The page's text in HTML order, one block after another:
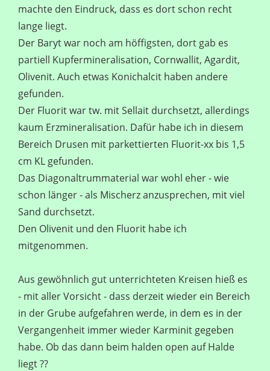
machte den Eindruck, dass es dort schon recht
lange liegt.
Der Baryt war noch am höffigsten, dort gab es
partiell Kupfermineralisation, Cornwallit, Agardit,
Olivenit. Auch etwas Konichalcit haben andere
gefunden.
Der Fluorit war tw. mit Sellait durchsetzt, allerdings
kaum Erzmineralisation. Dafür habe ich in diesem
Bereich Drusen mit parkettierten Fluorit-xx bis 1,5
cm KL gefunden.
Das Diagonaltrummaterial war wohl eher - wie
schon länger - als Mischerz anzusprechen, mit viel
Sand durchsetzt.
Den Olivenit und den Fluorit habe ich
mitgenommen.
Aus gewöhnlich gut unterrichteten Kreisen hieß es
- mit aller Vorsicht - dass derzeit wieder ein Bereich
in der Grube aufgefahren werde, in dem es in der
Vergangenheit immer wieder Karminit gegeben
habe. Ob das dann beim halden open auf Halde
liegt ??